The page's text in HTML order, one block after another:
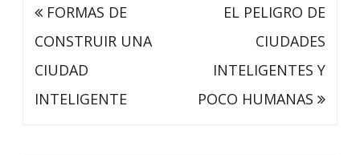
Navegación
de
entradas
FORMAS DE
CONSTRUIR UNA
CIUDAD
INTELIGENTE
EL PELIGRO DE
CIUDADES
INTELIGENTES Y
POCO HUMANAS